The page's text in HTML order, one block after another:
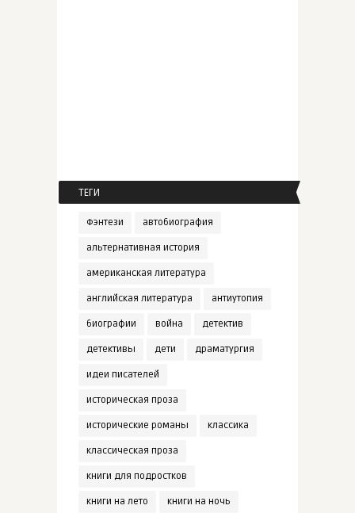
ТЕГИ
Фэнтези автобиография
альтернативная история
американская литература
английская литература антиутопия
биографии война детектив
детективы дети драматургия
идеи писателей
историческая проза
исторические романы классика
классическая проза
книги для подростков
книги на лето книги на ночь